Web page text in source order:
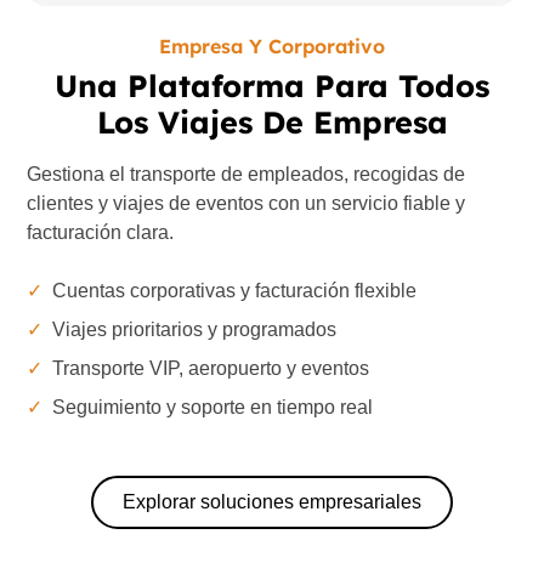
Empresa Y Corporativo
Una Plataforma Para Todos
Los Viajes De Empresa
Gestiona el transporte de empleados, recogidas de
clientes y viajes de eventos con un servicio fiable y
facturación clara.
✓
Cuentas corporativas y facturación flexible
✓
Viajes prioritarios y programados
✓
Transporte VIP, aeropuerto y eventos
✓
Seguimiento y soporte en tiempo real
Explorar soluciones empresariales